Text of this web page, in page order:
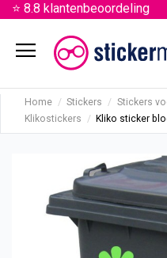
⭐ 8.8 klantenbeoordeling
menu
Home Stickers
Stickers
Klikostickers
Kliko sticker